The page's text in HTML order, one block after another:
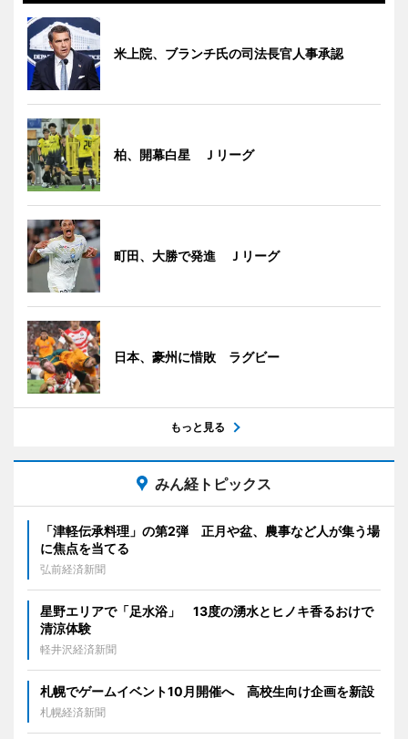
米上院、ブランチ氏の司法長官人事承認
柏、開幕白星 Ｊリーグ
町田、大勝で発進 Ｊリーグ
日本、豪州に惜敗 ラグビー
もっと見る
みん経トピックス
「津軽伝承料理」の第2弾 正月や盆、農事など人が集う場
に焦点を当てる
弘前経済新聞
星野エリアで「足水浴」 13度の湧水とヒノキ香るおけで
清涼体験
軽井沢経済新聞
札幌でゲームイベント10月開催へ 高校生向け企画を新設
札幌経済新聞